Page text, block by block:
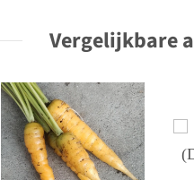
Vergelijkbare